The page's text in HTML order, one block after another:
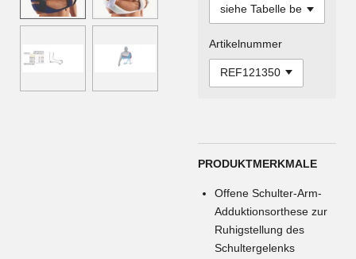
Artikelnummer
PRODUKTMERKMALE
Offene Schulter-Arm-
Adduktionsorthese zur
Ruhigstellung des
Schultergelenks